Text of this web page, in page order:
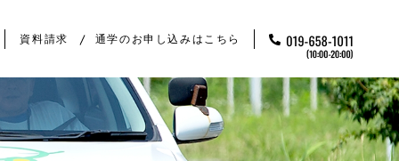
資料請求 通学のお申し込みはこちら